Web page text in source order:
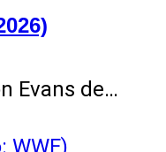
Evans de…